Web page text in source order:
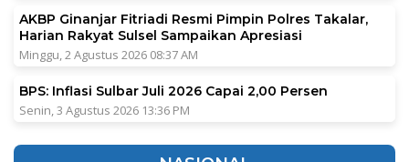
AKBP Ginanjar Fitriadi Resmi Pimpin Polres Takalar,
Harian Rakyat Sulsel Sampaikan Apresiasi
Minggu, 2 Agustus 2026 08:37 AM
BPS: Inflasi Sulbar Juli 2026 Capai 2,00 Persen
Senin, 3 Agustus 2026 13:36 PM